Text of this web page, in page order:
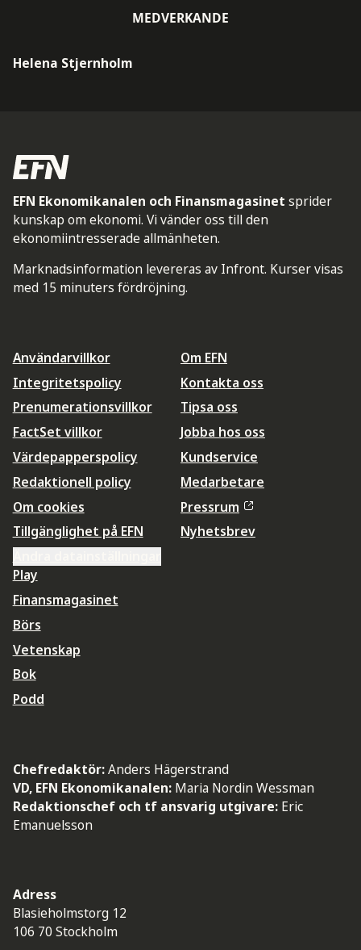
MEDVERKANDE
Helena Stjernholm
EFN Ekonomikanalen och Finansmagasinet sprider
kunskap om ekonomi. Vi vänder oss till den
ekonomiintresserade allmänheten.
Marknadsinformation levereras av Infront. Kurser visas
med 15 minuters fördröjning.
Användarvillkor
Integritetspolicy
Prenumerationsvillkor
FactSet villkor
Värdepapperspolicy
Redaktionell policy
Om cookies
Tillgänglighet på EFN
Om EFN
Kontakta oss
Tipsa oss
Jobba hos oss
Kundservice
Medarbetare
Pressrum
Nyhetsbrev
Play
Finansmagasinet
Börs
Vetenskap
Bok
Podd
Chefredaktör:Anders Hägerstrand
VD, EFN Ekonomikanalen: Maria Nordin Wessman
Redaktionschef och tf ansvarig utgivare: Eric
Emanuelsson
Adress
Blasieholmstorg 12
106 70 Stockholm